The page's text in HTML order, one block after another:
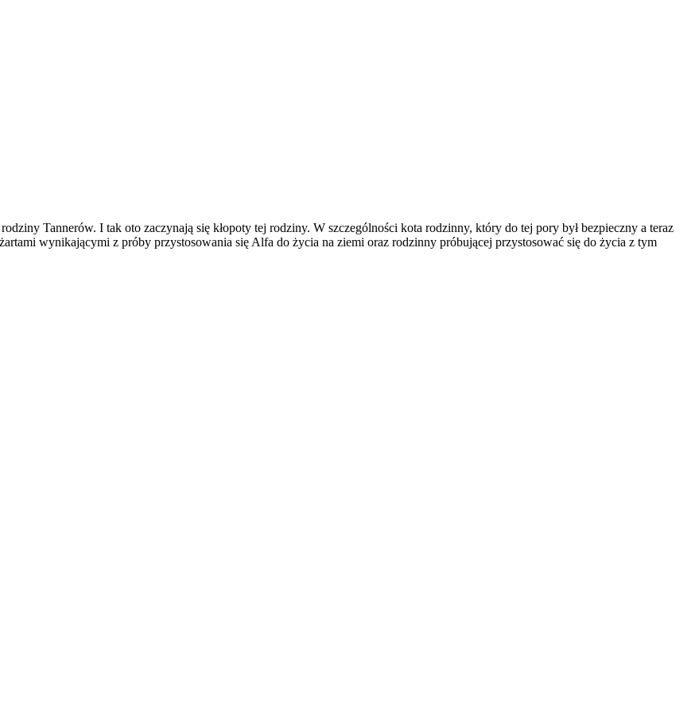
Tannerów. I tak oto zaczynają się kłopoty tej rodziny. W szczególności kota rodzinny, który do tej pory był bezpieczny a teraz
wynikającymi z próby przystosowania się Alfa do życia na ziemi oraz rodzinny próbującej przystosować się do życia z tym